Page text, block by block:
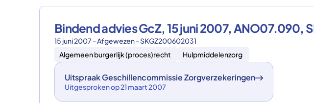
Bindend advies GcZ, 15 juni 2007, ANO07.090,
15 juni 2007 - Afgewezen - SKGZ200602031
Algemeen burgerlijk (proces)recht
Hulpmiddelenzorg
Uitspraak Geschillencommissie Zorgverzekeringen
Uitgesproken op 21 maart 2007